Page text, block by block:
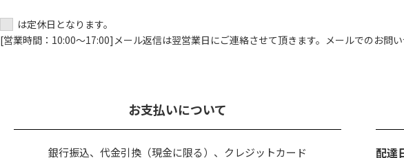
は定休日となります。
[営業時間：10:00～17:00] メール返信は翌営業日にご連絡させて頂きます。 メールでのお問
お支払いについて
銀行振込、代金引換（現金に限る）、クレジットカード 配達